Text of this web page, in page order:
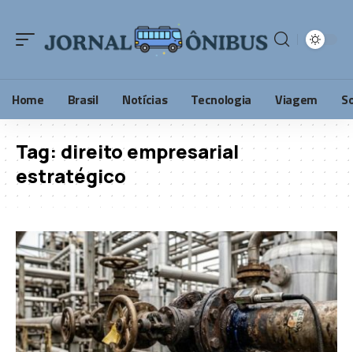
Home Brasil Notícias Tecnologia Viagem
Tag: direito empresarial
estratégico